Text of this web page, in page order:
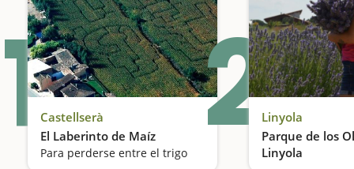
1 Castellserà
El Laberinto de Maíz
Para perderse entre el trigo 2Linyola
Parque de los
Linyola